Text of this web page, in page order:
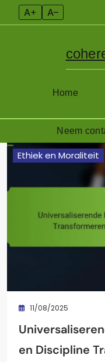
A+ A–
Home
Neem
Skip
Ethiek en Moraliteit
11/08/2025
en Discipline